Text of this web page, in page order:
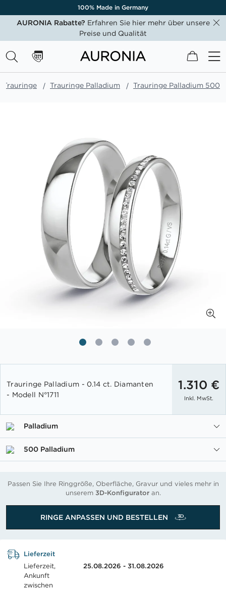
100% Made in Germany
AURONIA Rabatte? Erfahren Sie hier mehr über unsere
Preise und Qualität
Mein
Trauringe Trauringe Palladium Trauringe Palladium 500
der
Bildgalerie
Trauringe Palladium - 0.14 ct. Diamanten
- Modell N°1711
1.310 €
Inkl. MwSt.
Palladium
500 Palladium
Passen Sie Ihre Ringgröße, Oberfläche, Gravur und vieles mehr in
unserem 3D-Konfiguratoran.
RINGE ANPASSEN UND BESTELLEN
Lieferzeit
Lieferzeit,
Ankunft
zwischen
25.08.2026 - 31.08.2026